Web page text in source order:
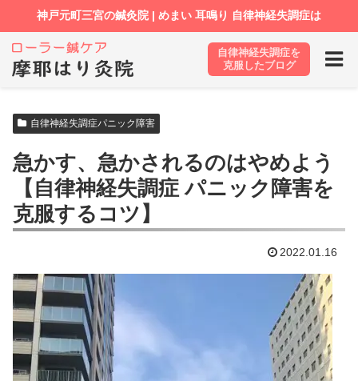
ホーム ブログ 自律神経失調症パニック障害
自律神経失調症パニック障害
急かす、急かされるのはやめよう
【自律神経失調症 パニック障害を
克服するコツ】
2022.01.16
自律神経失調症を
克服したブログ